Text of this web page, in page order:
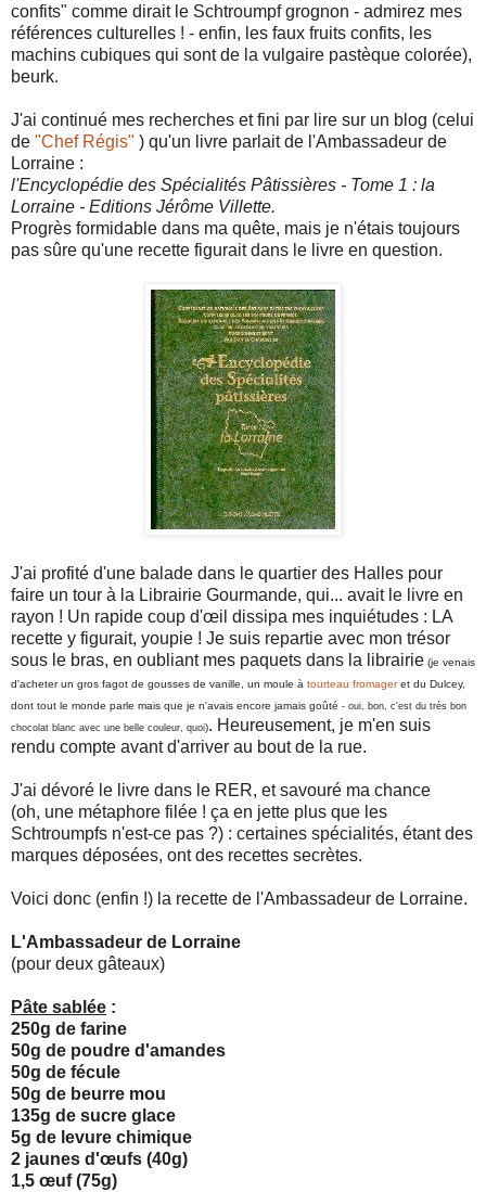
confits" comme dirait le Schtroumpf grognon - admirez mes
références culturelles ! - enfin, les faux fruits confits, les
machins cubiques qui sont de la vulgaire pastèque colorée),
beurk.
J'ai continué mes recherches et fini par lire sur un blog (celui
de "Chef Régis" ) qu'un livre parlait de l'Ambassadeur de
Lorraine :
l'Encyclopédie des Spécialités Pâtissières - Tome 1 : la
Lorraine - Editions Jérôme Villette.
Progrès formidable dans ma quête, mais je n'étais toujours
pas sûre qu'une recette figurait dans le livre en question.
J'ai profité d'une balade dans le quartier des Halles pour
faire un tour à la Librairie Gourmande, qui... avait le livre en
rayon ! Un rapide coup d'œil dissipa mes inquiétudes : LA
recette y figurait, youpie ! Je suis repartie avec mon trésor
sous le bras, en oubliant mes paquets dans la librairie (je venais
d'acheter un gros fagot de gousses de vanille, un moule à tourteau fromageret du Dulcey,
dont tout le monde parle mais que je n'avais encore jamais goûté - oui, bon, c'est du très bon
chocolat blanc avec une belle couleur, quoi). Heureusement, je m'en suis
rendu compte avant d'arriver au bout de la rue.
J'ai dévoré le livre dans le RER, et savouré ma chance
(oh, une métaphore filée ! ça en jette plus que les
Schtroumpfs n'est-ce pas ?) : certaines spécialités, étant des
marques déposées, ont des recettes secrètes.
Voici donc (enfin !) la recette de l'Ambassadeur de Lorraine.
L'Ambassadeur de Lorraine
(pour deux gâteaux)
Pâte sablée :
250g de farine
50g de poudre d'amandes
50g de fécule
50g de beurre mou
135g de sucre glace
5g de levure chimique
2 jaunes d'œufs (40g)
1,5 œuf (75g)